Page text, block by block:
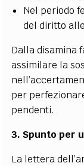
Nel periodo
del diritto
Dalla disamina
assimilare la
per
pendenti.
3. Spunto per
La lettera